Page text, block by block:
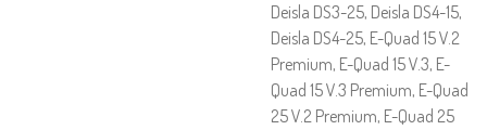
Deisla DS3-25, Deisla DS4-15,
Deisla DS4-25, E-Quad 15 V.2
Premium, E-Quad 15 V.3, E-
Quad 15 V.3 Premium, E-Quad
25 V.2 Premium, E-Quad 25